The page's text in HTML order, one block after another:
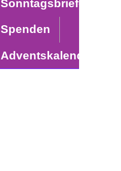
Sonntagsbriefe
Spenden
Adventskalender